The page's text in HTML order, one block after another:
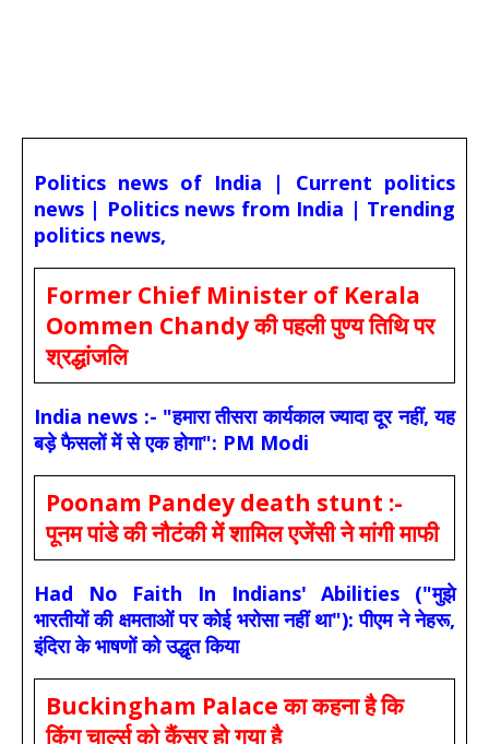
Politics news of India | Current politics
news | Politics news from India | Trending
politics news,
Former Chief Minister of Kerala
Oommen Chandy की पहली पुण्य तिथि पर
श्रद्धांजलि
India news :- "हमारा तीसरा कार्यकाल ज्यादा दूर नहीं, यह
बड़े फैसलों में से एक होगा": PM Modi
Poonam Pandey death stunt :-
पूनम पांडे की नौटंकी में शामिल एजेंसी ने मांगी माफी
Had No Faith In Indians' Abilities ("मुझे
भारतीयों की क्षमताओं पर कोई भरोसा नहीं था"): पीएम ने नेहरू,
इंदिरा के भाषणों को उद्धृत किया
Buckingham Palace का कहना है कि
किंग चार्ल्स को कैंसर हो गया है